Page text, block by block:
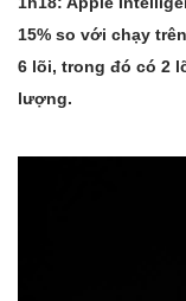
15% so với chạy
6 lõi, trong đó có 2
lượng.